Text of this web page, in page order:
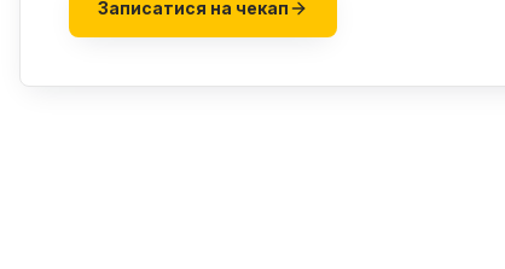
Записатися на чекап